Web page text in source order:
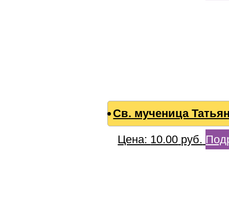
Св. мученица
Цена: 10.00 руб.